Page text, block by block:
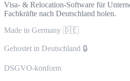
Visa- & Relocation-Software für
Fachkräfte nach Deutschland holen.
Made in Germany 🇩🇪
Gehostet in Deutschland 🔒
DSGVO-konform